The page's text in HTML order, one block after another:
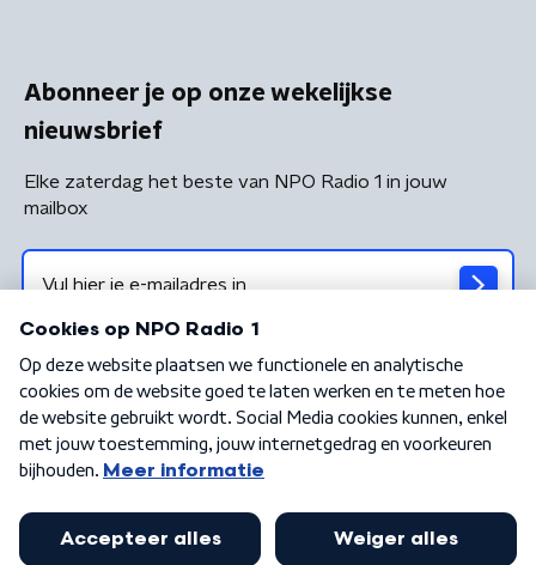
Abonneer je op onze wekelijkse
nieuwsbrief
Elke zaterdag het beste van NPO Radio 1 in jouw
mailbox
Algemene voorwaarden